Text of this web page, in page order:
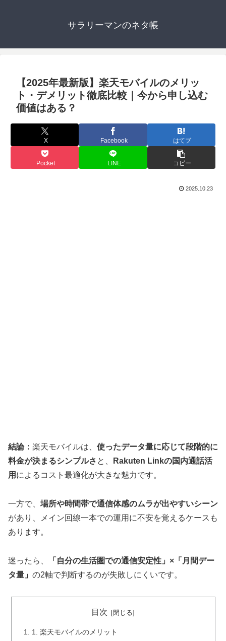
サラリーマンのネタ帳
【2025年最新版】楽天モバイルのメリッ
ト・デメリット徹底比較｜今から申し込む
価値はある？
X Facebook はてブ
Pocket LINE コピー
2025.10.23
結論： 楽天モバイルは、 使ったデータ量に応じて段階的に
料金が決まるシンプルさ と、
Rakuten Linkの国内通話活
用 によるコスト最適化が大きな魅力です。
一方で、 場所や時間帯で通信体感のムラが出やすいシーン
があり、メイン回線一本での運用に不安を覚えるケースも
あります。
迷ったら、
「自分の生活圏での通信安定性」×「月間デー
タ量」 の2軸で判断するのが失敗しにくいです。
目次
1. 楽天モバイルのメリット